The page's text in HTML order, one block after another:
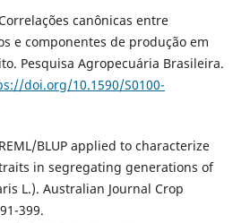
canônicas entre
e componentes de produção em
Pesquisa Agropecuária Brasileira.
doi.org/10.1590/S0100-
BLUP applied to characterize
in segregating generations of
L.). Australian Journal Crop
399.